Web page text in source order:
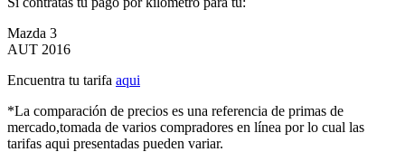
Mazda 3
AUT 2016
Encuentra tu tarifa aqui
*La comparación de precios es una referencia de primas de
mercado,tomada de varios compradores en línea por lo cual las
tarifas aqui presentadas pueden variar.